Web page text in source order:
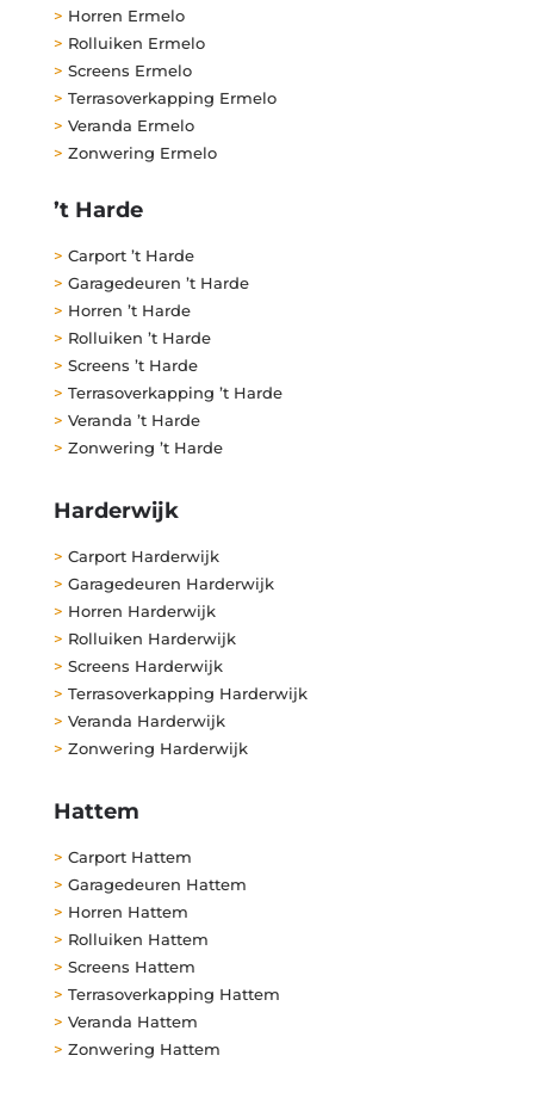
> Horren Ermelo
> Rolluiken Ermelo
> Screens Ermelo
> Terrasoverkapping Ermelo
> Veranda Ermelo
> Zonwering Ermelo
’t Harde
> Carport ’t Harde
> Garagedeuren ’t Harde
> Horren ’t Harde
> Rolluiken ’t Harde
> Screens ’t Harde
> Terrasoverkapping ’t Harde
> Veranda ’t Harde
> Zonwering ’t Harde
Harderwijk
> Carport Harderwijk
> Garagedeuren Harderwijk
> Horren Harderwijk
> Rolluiken Harderwijk
> Screens Harderwijk
> Terrasoverkapping Harderwijk
> Veranda Harderwijk
> Zonwering Harderwijk
Hattem
> Carport Hattem
> Garagedeuren Hattem
> Horren Hattem
> Rolluiken Hattem
> Screens Hattem
> Terrasoverkapping Hattem
> Veranda Hattem
> Zonwering Hattem